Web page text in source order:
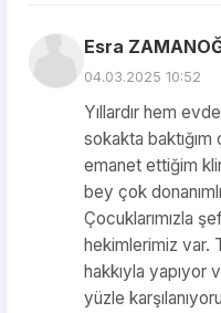
Esra
04.03.2025 10:52
Yıllardır hem
sokakta baktığım
emanet ettiğim
bey çok
Çocuklarımızla
hekimlerimiz var.
hakkıyla yapıyor
yüzle